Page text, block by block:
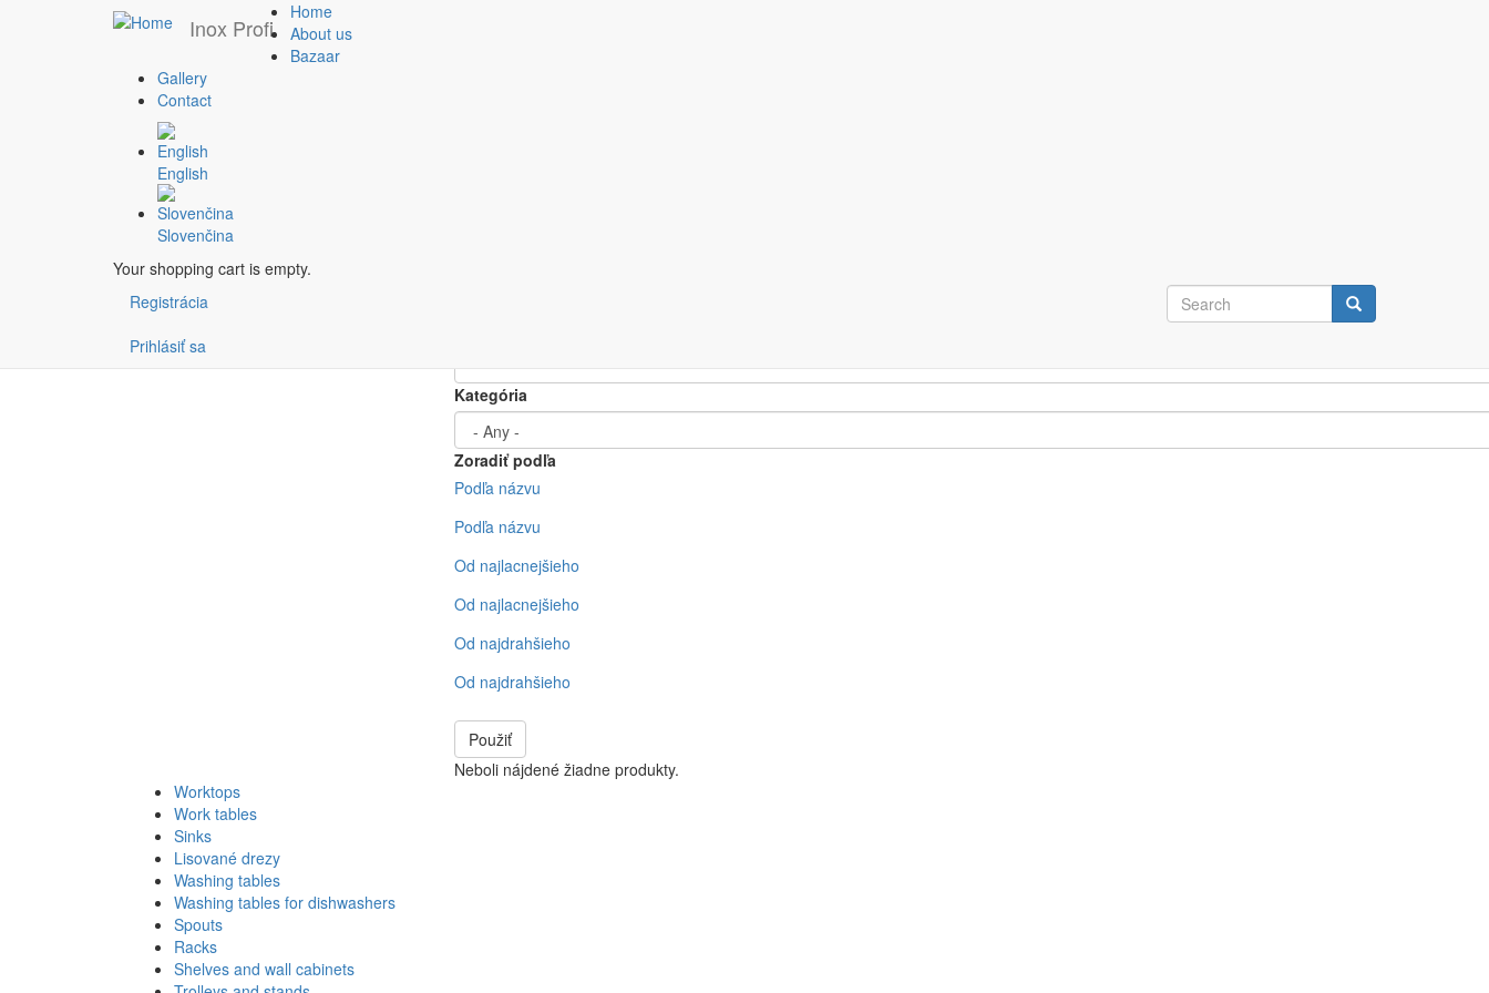
Inox Profi
Home
About us
Bazaar
Gallery
Contact
English
Slovenčina
Your shopping cart is empty.
Search
Registrácia
Prihlásiť sa
Filtruj podľa
ceny
Kategória
Zoradiť podľa
Podľa názvu
Podľa názvu
Od najlacnejšieho
Od najlacnejšieho
Od najdrahšieho
Od najdrahšieho
Použiť
Neboli nájdené žiadne produkty.
Worktops
Work tables
Sinks
Lisované drezy
Washing tables
Washing tables for dishwashers
Spouts
Racks
Shelves and wall cabinets